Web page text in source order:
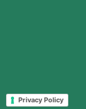
Privacy Policy